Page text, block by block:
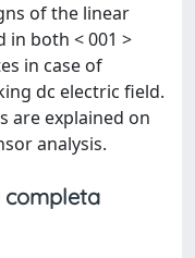
of the linear
in both < 001 >
in case of
dc electric field.
are explained on
analysis.
completa